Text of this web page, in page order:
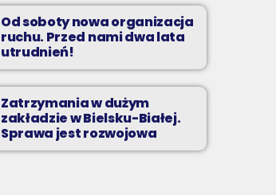
Od soboty nowa organizacja
ruchu. Przed nami dwa lata
utrudnień!
Zatrzymania w dużym
zakładzie w Bielsku-Białej.
Sprawa jest rozwojowa